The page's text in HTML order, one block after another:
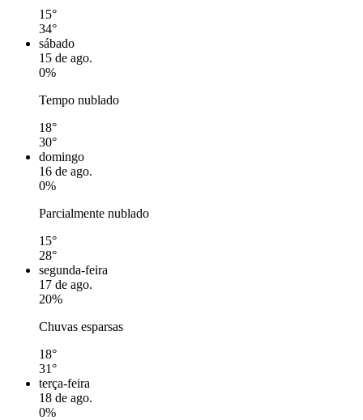
15°
34°
sábado
15 de ago.
0%
Tempo nublado
18°
30°
domingo
16 de ago.
0%
Parcialmente nublado
15°
28°
segunda-feira
17 de ago.
20%
Chuvas esparsas
18°
31°
terça-feira
18 de ago.
0%